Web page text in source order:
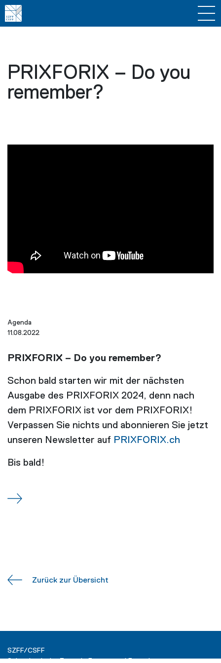
PRIXFORIX – Do you
remember?
Agenda
11.08.2022
PRIXFORIX – Do you remember?
Schon bald starten wir mit der nächsten
Ausgabe des PRIXFORIX 2024, denn nach
dem PRIXFORIX ist vor dem PRIXFORIX!
Verpassen Sie nichts und abonnieren Sie jetzt
unseren Newsletter auf PRIXFORIX.ch
Bis bald!
Zurück zur Übersicht
SZFF/CSFF